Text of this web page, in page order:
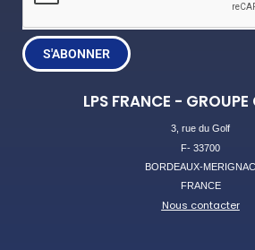
S'ABONNER
LPS FRANCE -
3, rue du Golf
F- 33700
BORDEAUX-MERIGNAC
FRANCE
Nous contacter